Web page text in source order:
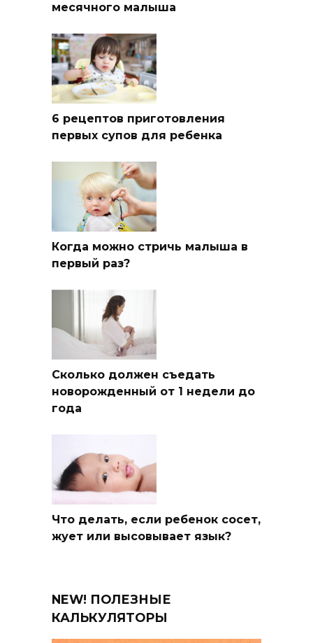
месячного малыша
6 рецептов приготовления
первых супов для ребенка
Когда можно стричь малыша в
первый раз?
Сколько должен съедать
новорожденный от 1 недели до
года
Что делать, если ребенок сосет,
жует или высовывает язык?
NEW! ПОЛЕЗНЫЕ
КАЛЬКУЛЯТОРЫ